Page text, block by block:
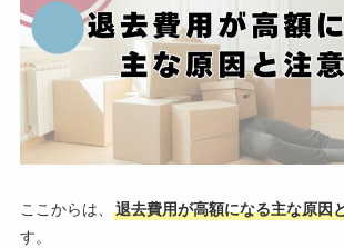
ここからは、 退去費用が高額になる主な原因
す。